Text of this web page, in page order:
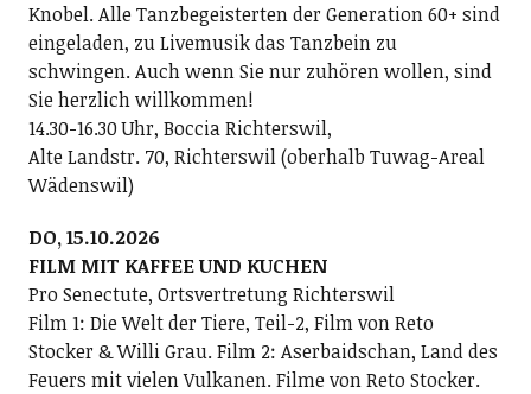
Knobel. Alle Tanzbegeisterten der Generation 60+ sind
eingeladen, zu Livemusik das Tanzbein zu
schwingen. Auch wenn Sie nur zuhören wollen, sind
Sie herzlich willkommen!
14.30-16.30 Uhr, Boccia Richterswil,
Alte Landstr. 70, Richterswil (oberhalb Tuwag-Areal
Wädenswil)
DO, 15.10.2026
FILM MIT KAFFEE UND KUCHEN
Pro Senectute, Ortsvertretung Richterswil
Film 1: Die Welt der Tiere, Teil-2, Film von Reto
Stocker & Willi Grau. Film 2: Aserbaidschan, Land des
Feuers mit vielen Vulkanen. Filme von Reto Stocker.